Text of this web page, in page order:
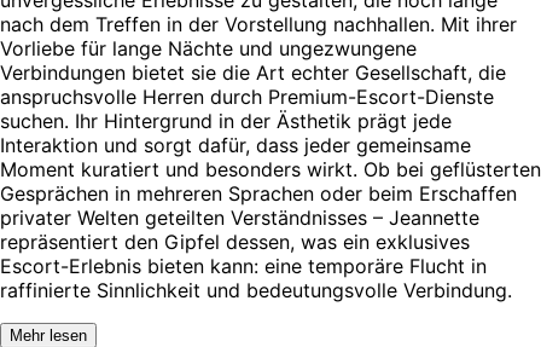
nach dem Treffen in der Vorstellung nachhallen. Mit ihrer
Vorliebe für lange Nächte und ungezwungene
Verbindungen bietet sie die Art echter Gesellschaft, die
anspruchsvolle Herren durch Premium-Escort-Dienste
suchen. Ihr Hintergrund in der Ästhetik prägt jede
Interaktion und sorgt dafür, dass jeder gemeinsame
Moment kuratiert und besonders wirkt. Ob bei geflüsterten
Gesprächen in mehreren Sprachen oder beim Erschaffen
privater Welten geteilten Verständnisses – Jeannette
repräsentiert den Gipfel dessen, was ein exklusives
Escort-Erlebnis bieten kann: eine temporäre Flucht in
raffinierte Sinnlichkeit und bedeutungsvolle Verbindung.
Mehr lesen